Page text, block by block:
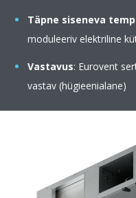
Täpne siseneva
moduleeriv elektriline
Vastavus: Eurovent
vastav (hügieenialane)